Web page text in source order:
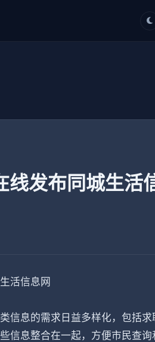
线发布同城生活
活信息网
信息的需求日益多样化，包括
信息整合在一起，方便市民查询